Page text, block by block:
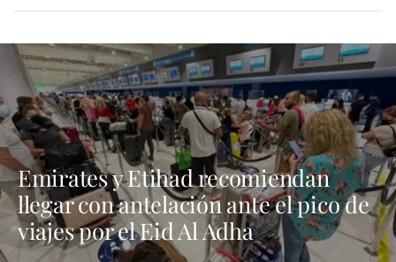
Emirates y Etihad recomiendan
llegar con antelación ante el pico de
viajes por el Eid Al Adha